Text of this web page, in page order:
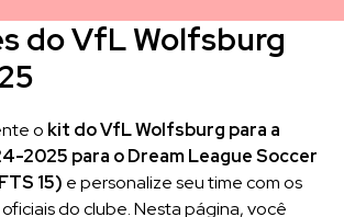
do VfL Wolfsburg
o kit do VfL Wolfsburg para a
2025 para o Dream League Soccer
15) e personalize seu time com os
do clube. Nesta página, você